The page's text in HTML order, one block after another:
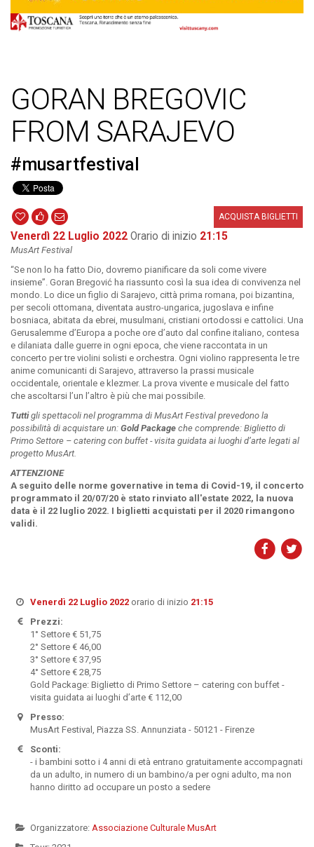
GORAN BREGOVIC
FROM SARAJEVO
#musartfestival
ACQUISTA BIGLIETTI
Venerdì 22 Luglio 2022 Orario di inizio 21:15
MusArt Festival
“Se non lo ha fatto Dio, dovremo pianificare da soli come vivere
insieme”. Goran Bregović ha riassunto così la sua idea di convivenza nel
mondo. Lo dice un figlio di Sarajevo, città prima romana, poi bizantina,
per secoli ottomana, diventata austro-ungarica, jugoslava e infine
bosniaca, abitata da ebrei, musulmani, cristiani ortodossi e cattolici. Una
Gerusalemme d’Europa a poche ore d’auto dal confine italiano, contesa
e dilaniata dalle guerre in ogni epoca, che viene raccontata in un
concerto per tre violini solisti e orchestra. Ogni violino rappresenta le tre
anime comunicanti di Sarajevo, attraverso la prassi musicale
occidentale, orientale e klezmer. La prova vivente e musicale del fatto
che ascoltarsi l’un l’altro è più che mai possibile.
Tuttigli spettacoli nel programma di MusArt Festival prevedono la
possibilità di acquistare un: Gold Package che comprende: Biglietto di
Primo Settore – catering con buffet - visita guidata ai luoghi d’arte legati al
progetto MusArt.
ATTENZIONE
A seguito delle norme governative in tema di Covid-19, il concerto
programmato il 20/07/20 è stato rinviato all'estate 2022, la nuova
data è il 22 luglio 2022. I biglietti acquistati per il 2020 rimangono
validi.
Venerdì 22 Luglio 2022orario di inizio 21:15
Prezzi:
1° Settore € 51,75
2° Settore € 46,00
3° Settore € 37,95
4° Settore € 28,75
Gold Package: Biglietto di Primo Settore – catering con buffet -
visita guidata ai luoghi d’arte € 112,00
Presso:
MusArt Festival, Piazza SS. Annunziata - 50121 - Firenze
Sconti:
- i bambini sotto i 4 anni di età entrano gratuitamente accompagnati
da un adulto, in numero di un bambino/a per ogni adulto, ma non
hanno diritto ad occupare un posto a sedere
Organizzatore: Associazione Culturale MusArt